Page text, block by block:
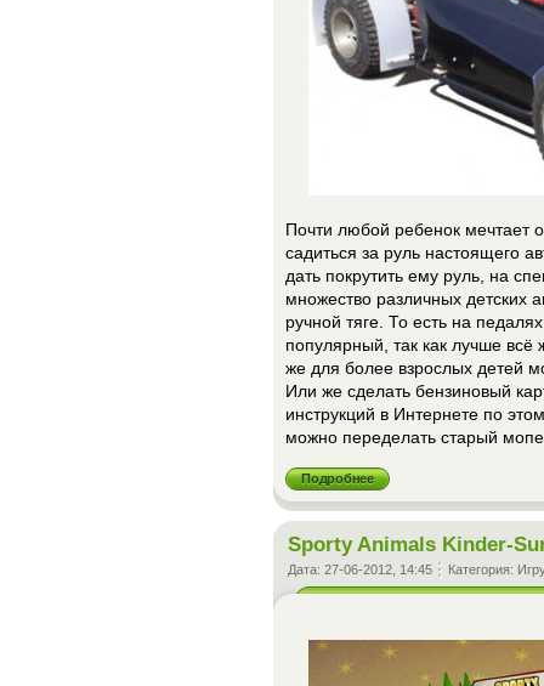
Почти любой ребенок мечтает
садиться за руль настоящего
дать покрутить ему руль, на
множество различных детских
ручной тяге. То есть на
популярный, так как лучше всё
же для более взрослых детей
Или же сделать бензиновый
инструкций в Интернете по
можно переделать старый
Подробнее
Sporty Animals Kinder-
Дата: 27-06-2012, 14:45 Категория: